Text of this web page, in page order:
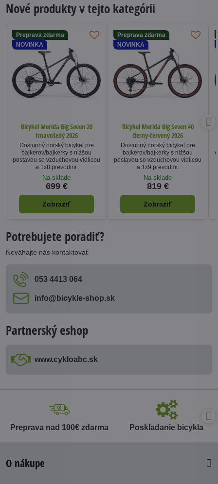
Nové produkty v tejto kategórii
Preprava zdarma
NOVINKA
Bicykel Merida Big Seven 20
tmavošedý 2026
Dostupný horský bicykel pre
bajkerov/bajkerky s nižšou
postavou so vzduchovou vidlicou
a 1x8 prevodmi.
Na sklade
699 €
Zobraziť
Preprava zdarma
NOVINKA
Bicykel Merida Big Seven 40
čierny-červený 2026
Dostupný horský bicykel pre
bajkerov/bajkerky s nižšou
postavou so vzduchovou vidlicou
a 1x9 prevodmi.
Na sklade
819 €
Zobraziť
Potrebujete poradiť?
Neváhajte nás kontaktovať
053 4413 064
info​@bicykle-shop​.sk
Partnerský eshop
www​.cykloabc​.sk
Preprava nad 100€ zdarma Poskladanie bicykla
O nákupe